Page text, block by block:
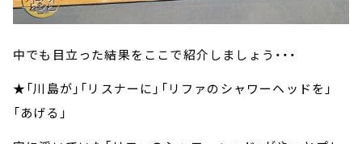
中でも目立った結果をここで紹介しましょう・・・
★「川島が」「リスナーに」「リファのシャワーヘッドを」
「あげる」